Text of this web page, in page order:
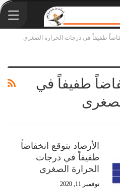
طفيفاً في درجات الحرارة الصغرى
طفيفاً في
الأرصاد يتوقع انخفاضاً
طفيفاً في درجات
الحرارة الصغرى
نوفمبر 11, 2020